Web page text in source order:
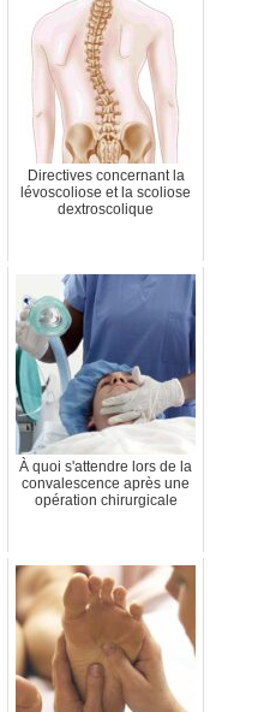
Directives concernant la
lévoscoliose et la scoliose
dextroscolique
À quoi s'attendre lors de la
convalescence après une
opération chirurgicale